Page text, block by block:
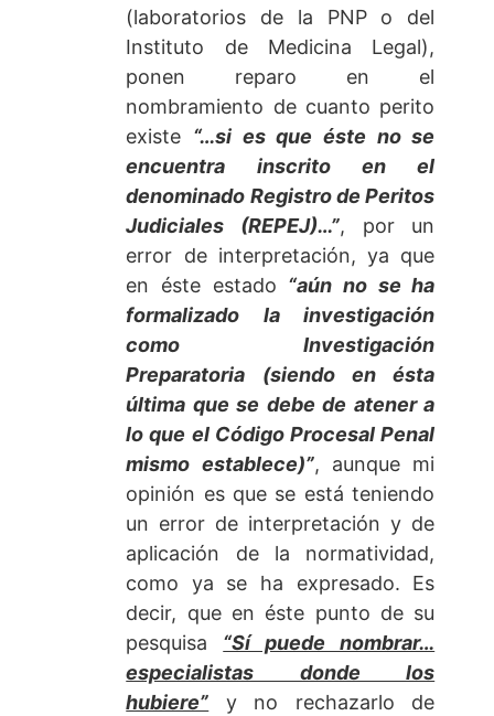
(laboratorios de la PNP o del
Instituto de Medicina Legal),
ponen reparo en el
nombramiento de cuanto perito
existe “…si es que éste no se
encuentra inscrito en el
denominado Registro de Peritos
Judiciales (REPEJ)…”, por un
error de interpretación, ya que
en éste estado “aún no se ha
formalizado la investigación
como Investigación
Preparatoria (siendo en ésta
última que se debe de atener a
lo que el Código Procesal Penal
mismo establece)”, aunque mi
opinión es que se está teniendo
un error de interpretación y de
aplicación de la normatividad,
como ya se ha expresado. Es
decir, que en éste punto de su
pesquisa “Sí puede nombrar…
especialistas donde los
hubiere” y no rechazarlo de